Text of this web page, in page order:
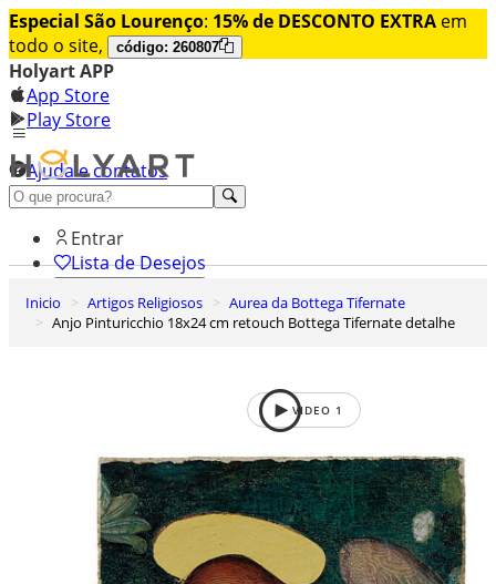
Especial São Lourenço: 15% de DESCONTO EXTRA em
todo o site,
código: 260807
Holyart APP
App Store
Play Store
Ajuda e contatos
Conheça premium
Entrar
Lista de Desejos
0
Carrinho de Compras
Inicio Artigos Religiosos
Aurea da Bottega Tifernate
Anjo Pinturicchio 18x24 cm retouch Bottega Tifernate detalhe
VIDEO 1